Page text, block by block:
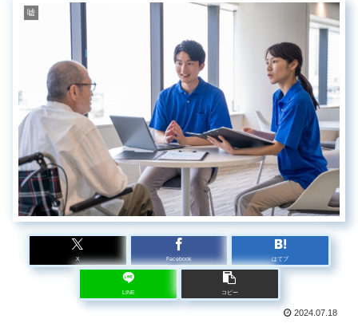
嘘
X Facebook はてブ
LINE コピー
2024.07.18